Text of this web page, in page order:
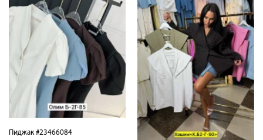
Пиджак #23466084